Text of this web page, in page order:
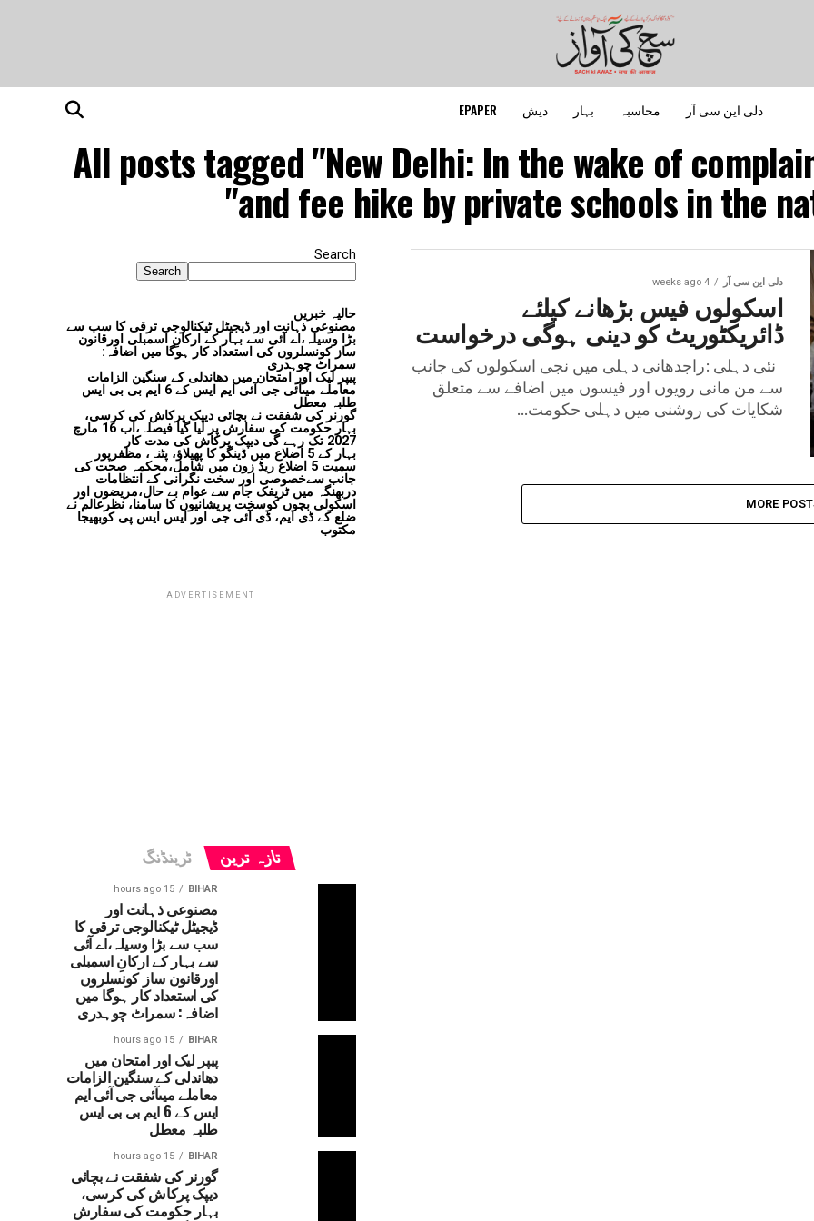
دلی این سی آر محاسبہ بہار دیش EPAPER
All posts tagged "New Delhi: In the wake of
and fee hike by private schools in the
دلی این سی آر 4 weeks ago
اسکولوں فیس بڑھانے کیلئے
ڈائریکٹوریٹ کو دینی ہوگی درخواست
نئی دہلی :راجدھانی دہلی میں نجی اسکولوں کی جانب
سے من مانی رویوں اور فیسوں میں اضافے سے متعلق
شکایات کی روشنی میں دہلی حکومت...
MORE
Search
Search
حالیہ خبریں
مصنوعی ذہانت اور ڈیجیٹل ٹیکنالوجی ترقی کا سب سے
بڑا وسیلہ،اے آئی سے بہار کے ارکانِ اسمبلی اورقانون
ساز کونسلروں کی استعداد کار ہوگا میں اضافہ:
سمراٹ چوہدری
پیپر لیک اور امتحان میں دھاندلی کے سنگین الزامات
معاملے میںآئی جی آئی ایم ایس کے 6 ایم بی بی ایس
طلبہ معطل
گورنر کی شفقت نے بچائی دیپک پرکاش کی کرسی،
بہار حکومت کی سفارش پر لیا گیا فیصلہ،اب 16 مارچ
2027 تک رہے گی دیپک پرکاش کی مدت کار
بہار کے 5 اضلاع میں ڈینگو کا پھیلاؤ، پٹنہ، مظفرپور
سمیت 5 اضلاع ریڈ زون میں شامل،محکمہ صحت کی
جانب سےخصوصی اور سخت نگرانی کے انتظامات
دربھنگہ میں ٹریفک جام سے عوام بے حال،مریضوں اور
اسکولی بچوں کوسخت پریشانیوں کا سامنا، نظرعالم نے
ضلع کے ڈی ایم، ڈی آئی جی اور ایس ایس پی کوبھیجا
مکتوب
ADVERTISEMENT
تازہ ترین ٹرینڈنگ
BIHAR
15 hours ago
مصنوعی ذہانت اور
ڈیجیٹل ٹیکنالوجی ترقی کا
سب سے بڑا وسیلہ،اے آئی
سے بہار کے ارکانِ اسمبلی
اورقانون ساز کونسلروں
کی استعداد کار ہوگا میں
اضافہ: سمراٹ چوہدری
BIHAR
15 hours ago
پیپر لیک اور امتحان میں
دھاندلی کے سنگین الزامات
معاملے میںآئی جی آئی ایم
ایس کے 6 ایم بی بی ایس
طلبہ معطل
BIHAR
15 hours ago
گورنر کی شفقت نے بچائی
دیپک پرکاش کی کرسی،
بہار حکومت کی سفارش